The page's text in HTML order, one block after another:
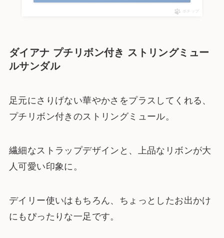
ポチップ
ダイアナ プチリボン付き ストリングミュー
ルサンダル
足元にさりげない華やかさをプラスしてくれる、
プチリボン付きのストリングミュール。
繊細なストラップデザインと、上品なリボンが大
人可愛い印象に。
デイリー使いはもちろん、ちょっとしたお出かけ
にもぴったりな一足です。